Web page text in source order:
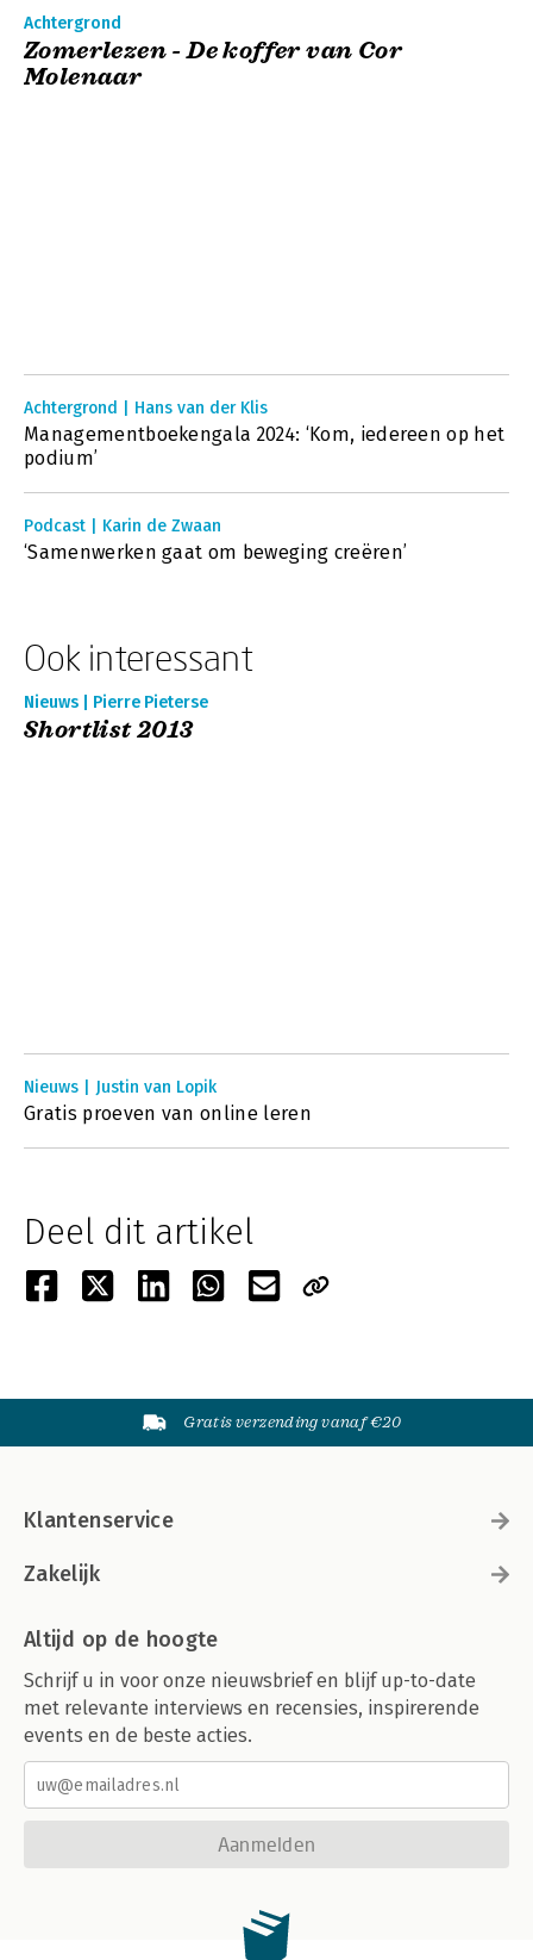
Achtergrond
Zomerlezen - De koffer van Cor
Molenaar
Achtergrond | Hans van der Klis
Managementboekengala 2024: ‘Kom, iedereen op het
podium’
Podcast | Karin de Zwaan
‘Samenwerken gaat om beweging creëren’
Ook interessant
Nieuws | Pierre Pieterse
Shortlist 2013
Nieuws | Justin van Lopik
Gratis proeven van online leren
Deel dit artikel
Gratis verzending vanaf €20
Klantenservice
Zakelijk
Altijd op de hoogte
Schrijf u in voor onze nieuwsbrief en blijf up-to-date
met relevante interviews en recensies, inspirerende
events en de beste acties.
Aanmelden